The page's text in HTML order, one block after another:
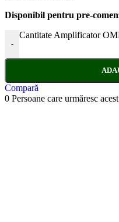
Disponibil pentru pre-
-
Cantitate Amplificator
Compară
0 Persoane care urmăresc